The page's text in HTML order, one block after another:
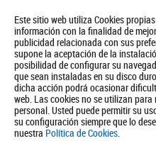
Este sitio web utiliza Cookies
información con la finalidad de
publicidad relacionada con sus
supone la aceptación de la
posibilidad de configurar su
que sean instaladas en su disco
dicha acción podrá ocasionar
web. Las cookies no se utilizan
personal. Usted puede permitir su
su configuración siempre que lo
nuestra Política de Cookies.
Quiénes somos